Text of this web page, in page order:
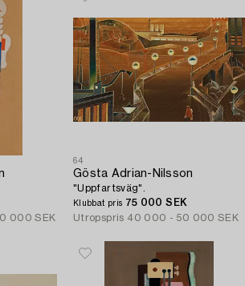
000 SEK
64
Gösta Adrian-Nilsson
"Uppfartsväg".
Klubbat pris 75 000 SEK
Utropspris 40 000 - 50 000 SEK